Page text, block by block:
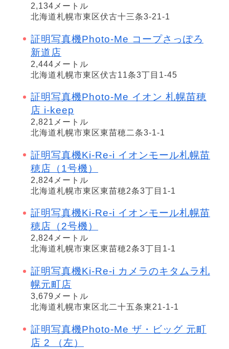
2,134メートル
北海道札幌市東区伏古十三条3-21-1
証明写真機Photo-Me コープさっぽろ
新道店
2,444メートル
北海道札幌市東区伏古11条3丁目1-45
証明写真機Photo-Me イオン 札幌苗穂
店 i-keep
2,821メートル
北海道札幌市東区東苗穂二条3-1-1
証明写真機Ki-Re-i イオンモール札幌苗
穂店（1号機）
2,824メートル
北海道札幌市東区東苗穂2条3丁目1-1
証明写真機Ki-Re-i イオンモール札幌苗
穂店（2号機）
2,824メートル
北海道札幌市東区東苗穂2条3丁目1-1
証明写真機Ki-Re-i カメラのキタムラ札
幌元町店
3,679メートル
北海道札幌市東区北二十五条東21-1-1
証明写真機Photo-Me ザ・ビッグ 元町
店 2 （左）